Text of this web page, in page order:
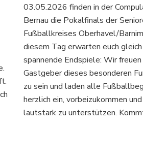
03.05.2026 finden in der
Bernau die Pokalfinals der
Fußballkreises Oberhavel/
diesem Tag erwarten euch
spannende Endspiele: Wir freuen
Gastgeber dieses besonderen
zu sein und laden alle
herzlich ein, vorbeizukommen
lautstark zu unterstützen.